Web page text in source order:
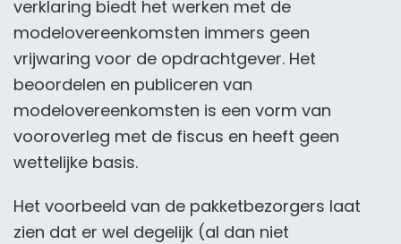
verklaring biedt het werken met de
modelovereenkomsten immers geen
vrijwaring voor de opdrachtgever. Het
beoordelen en publiceren van
modelovereenkomsten is een vorm van
vooroverleg met de fiscus en heeft geen
wettelijke basis.
Het voorbeeld van de pakketbezorgers laat
zien dat er wel degelijk (al dan niet